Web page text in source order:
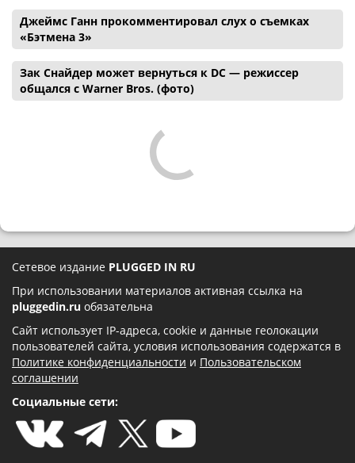
Джеймс Ганн прокомментировал слух о съемках
«Бэтмена 3»
Зак Снайдер может вернуться к DC — режиссер
общался с Warner Bros. (фото)
Сетевое издание PLUGGED IN RU
При использовании материалов активная ссылка на
pluggedin.ru обязательна
Сайт использует IP-адреса, cookie и данные геолокации
пользователей сайта, условия использования содержатся в
Политике конфиденциальности и Пользовательском
соглашении
Социальные сети: